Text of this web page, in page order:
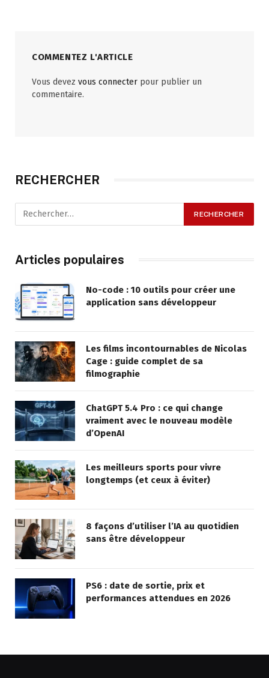
COMMENTEZ L'ARTICLE
Vous devez vous connecter pour publier un
commentaire.
RECHERCHER
Articles populaires
No-code : 10 outils pour créer une
application sans développeur
Les films incontournables de Nicolas
Cage : guide complet de sa
filmographie
ChatGPT 5.4 Pro : ce qui change
vraiment avec le nouveau modèle
d’OpenAI
Les meilleurs sports pour vivre
longtemps (et ceux à éviter)
8 façons d’utiliser l’IA au quotidien
sans être développeur
PS6 : date de sortie, prix et
performances attendues en 2026